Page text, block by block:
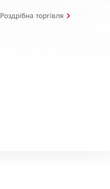
Роздрібна торгівля